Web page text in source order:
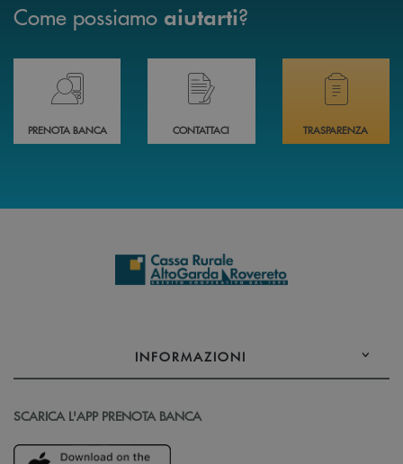
Come possiamo aiutarti?
Prenota il tuo appuntamento in Filiale direttamente da casa 24h su 24h
PRENOTA BANCA
Hai bisogno di assistenza immediata?
CONTATTACI
Hai bisogno di
TRASPARENZA
INFORMAZIONI
SCARICA L'APP PRENOTA BANCA